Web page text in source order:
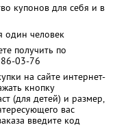
купонов для себя и в
один человек
получить по
03-76
на сайте интернет-
кнопку
(для детей) и размер,
вас
введите код